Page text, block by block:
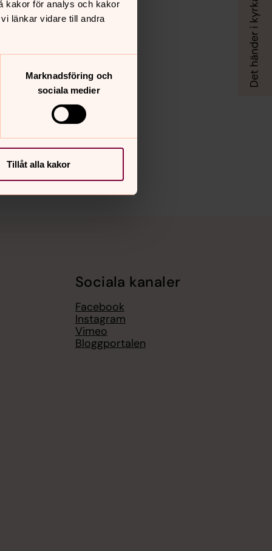
kakor för analys och kakor
länkar vidare till andra
Marknadsföring och
sociala medier
Tillåt alla kakor
Sociala kanaler
Facebook
Instagram
Vimeo
Bloggportalen